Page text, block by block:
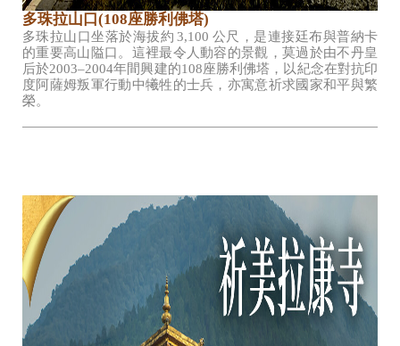
多珠拉山口(108座勝利佛塔)
多珠拉山口坐落於海拔約 3,100 公尺，是連接廷布與普納卡
的重要高山隘口。這裡最令人動容的景觀，莫過於由不丹皇
后於2003–2004年間興建的108座勝利佛塔，以紀念在對抗印
度阿薩姆叛軍行動中犧牲的士兵，亦寓意祈求國家和平與繁
榮。